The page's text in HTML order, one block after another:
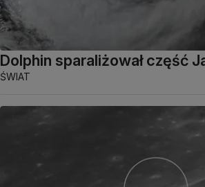
Dolphin sparaliżował część
ŚWIAT